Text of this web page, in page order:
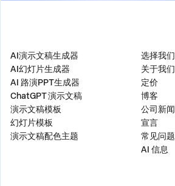
AI演示文稿生成器
AI幻灯片生成器
AI 路演PPT生成器
ChatGPT 演示文稿
演示文稿模板
幻灯片模板
演示文稿配色主题
选择我们
关于我们
定价
博客
公司新闻
宣言
常见问题
AI 信息